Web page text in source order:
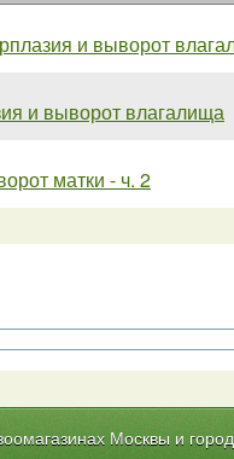
и выворот
и выворот влагалища
матки - ч. 2
Москвы и